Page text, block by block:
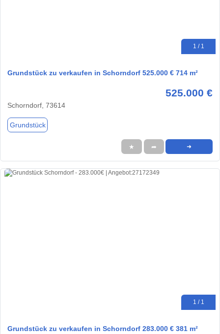
1 / 1
Grundstück zu verkaufen in Schorndorf 525.000 € 714 m²
525.000 €
Schorndorf, 73614
Grundstück
★ ➦ ➜
1 / 1
Grundstück zu verkaufen in Schorndorf 283.000 € 381 m²